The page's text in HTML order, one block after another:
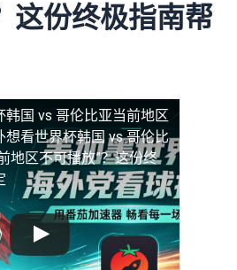
这份终极指南帮
韩国 vs 哥伦比亚当前地区
想看世界杯韩国 vs 哥伦比
地区不可播放”？这份终